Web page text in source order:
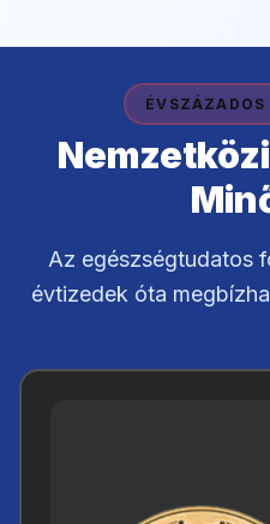
ÉVSZÁZADOS
Az egészségtudatos
évtizedek óta